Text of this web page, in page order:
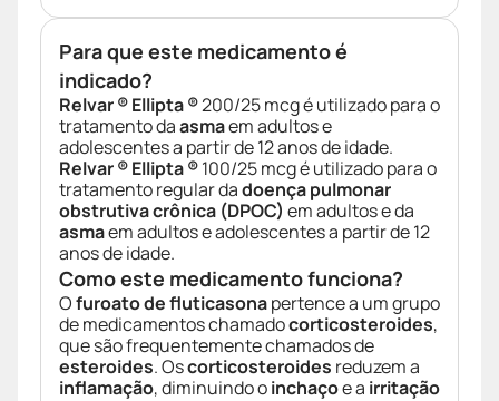
Para que este medicamento é
indicado?
Relvar ® Ellipta ®200/25 mcg é utilizado para o
tratamento daasmaem adultos e
adolescentes a partir de 12 anos de idade.
Relvar ® Ellipta ®100/25 mcg é utilizado para o
tratamento regular dadoença pulmonar
obstrutiva crônica (DPOC) em adultos e da
asmaem adultos e adolescentes a partir de 12
anos de idade.
Como este medicamento funciona?
Ofuroato de fluticasonapertence a um grupo
de medicamentos chamadocorticosteroides,
que são frequentemente chamados de
esteroides. Oscorticosteroides reduzem a
inflamação, diminuindo oinchaçoe a irritação